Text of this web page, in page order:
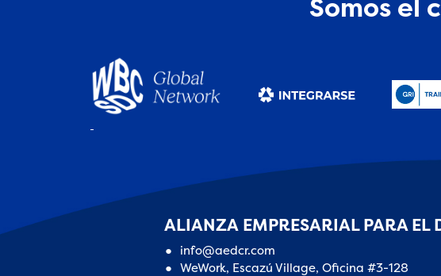
Somos el
ALIANZA EMPRESARIAL PARA EL
info@aedcr.com
WeWork, Escazú Village, Oficina #3-128